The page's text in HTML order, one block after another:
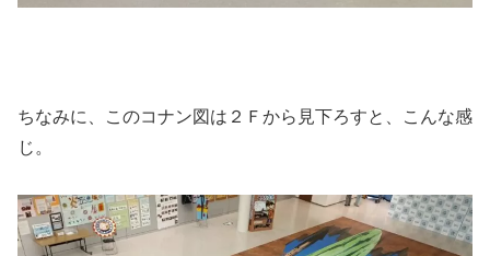
ちなみに、このコナン図は２Ｆから見下ろすと、こんな感
じ。